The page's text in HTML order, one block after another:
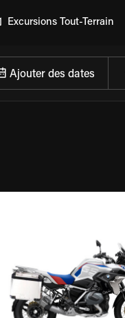
Excursions Tout-Terrain
Ajouter des dates
SPÉCIFICATIONS DE LA